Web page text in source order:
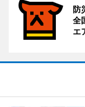
防
全
エ